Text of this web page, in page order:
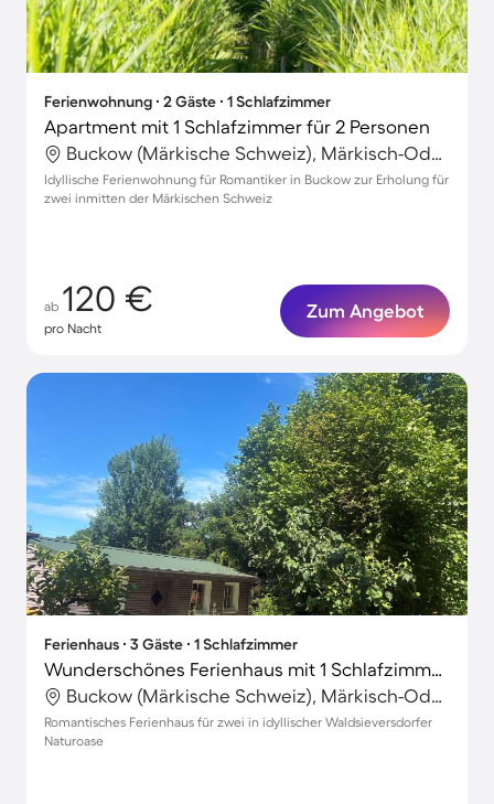
Ferienwohnung ∙ 2 Gäste ∙ 1 Schlafzimmer
Apartment mit 1 Schlafzimmer für 2 Personen
Buckow (Märkische Schweiz), Märkisch-Oderland, Deutschland
Idyllische Ferienwohnung für Romantiker in Buckow zur Erholung für
zwei inmitten der Märkischen Schweiz
ab 120 €
pro Nacht
Zum Angebot
Ferienhaus ∙ 3 Gäste ∙ 1 Schlafzimmer
Wunderschönes Ferienhaus mit 1 Schlafzimmer für 3 Personen
Buckow (Märkische Schweiz), Märkisch-Oderland, Deutschland
Romantisches Ferienhaus für zwei in idyllischer Waldsieversdorfer
Naturoase